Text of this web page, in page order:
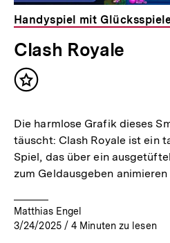
Handyspiel mit
Clash Royale
Inhalt
Die harmlose Grafik dieses
täuscht: Clash Royale ist ein
Spiel, das über ein
zum Geldausgeben
Matthias Engel
3/24/2025 / 4 Minuten zu lesen